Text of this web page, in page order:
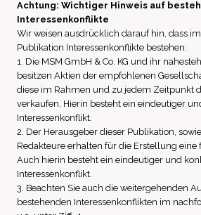
Achtung: Wichtiger Hinweis auf
Interessenkonflikte
Wir weisen ausdrücklich darauf hin, dass
Publikation Interessenkonflikte bestehen:
1. Die MSM GmbH & Co. KG und ihr
besitzen Aktien der empfohlenen
diese im Rahmen und zu jedem Zeitpunkt
verkaufen. Hierin besteht ein eindeutiger
Interessenkonflikt.
2. Der Herausgeber dieser Publikation,
Redakteure erhalten für die Erstellung eine
Auch hierin besteht ein eindeutiger und
Interessenkonflikt.
3. Beachten Sie auch die weitergehenden
bestehenden Interessenkonflikten im